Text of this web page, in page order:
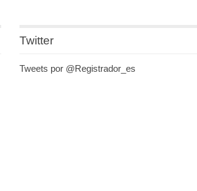
Twitter
Tweets por @Registrador_es